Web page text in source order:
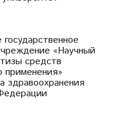
«Научный
средств
применения»
здравоохранения